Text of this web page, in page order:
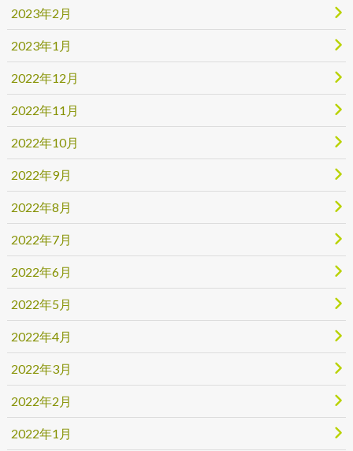
2023年2月
2023年1月
2022年12月
2022年11月
2022年10月
2022年9月
2022年8月
2022年7月
2022年6月
2022年5月
2022年4月
2022年3月
2022年2月
2022年1月